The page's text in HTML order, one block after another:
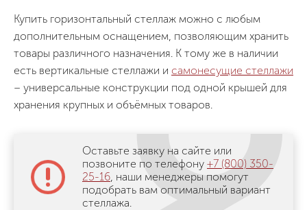
Купить горизонтальный стеллаж можно с любым
дополнительным оснащением, позволяющим хранить
товары различного назначения. К тому же в наличии
есть вертикальные стеллажи и самонесущие стеллажи
– универсальные конструкции под одной крышей для
хранения крупных и объёмных товаров.
Оставьте заявку на сайте или
позвоните по телефону +7 (800) 350-
25-16, наши менеджеры помогут
подобрать вам оптимальный вариант
стеллажа.